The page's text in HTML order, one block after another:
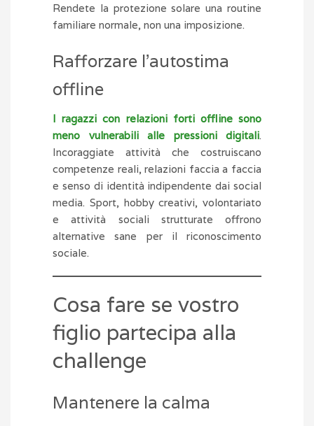
Rendete la protezione solare una routine
familiare normale, non una imposizione.
Rafforzare l’autostima
offline
I ragazzi con relazioni forti offline sono
meno vulnerabili alle pressioni digitali.
Incoraggiate attività che costruiscano
competenze reali, relazioni faccia a faccia
e senso di identità indipendente dai social
media. Sport, hobby creativi, volontariato
e attività sociali strutturate offrono
alternative sane per il riconoscimento
sociale.
Cosa fare se vostro
figlio partecipa alla
challenge
Mantenere la calma